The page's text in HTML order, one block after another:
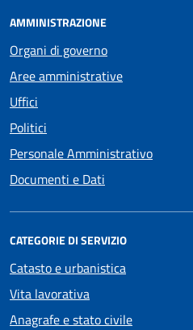
AMMINISTRAZIONE
Organi di governo
Aree amministrative
Uffici
Politici
Personale Amministrativo
Documenti e Dati
CATEGORIE DI SERVIZIO
Catasto e urbanistica
Vita lavorativa
Anagrafe e stato civile